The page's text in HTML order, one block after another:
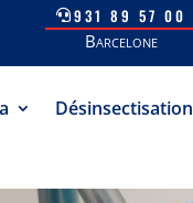
931 89 57 00
Barcelone
Désinsectisation